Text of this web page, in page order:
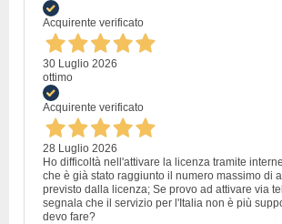
Acquirente verificato
30 Luglio 2026
ottimo
Acquirente verificato
28 Luglio 2026
Ho difficoltà nell'attivare la licenza tramite
che è già stato raggiunto il numero massimo di
previsto dalla licenza; Se provo ad attivare via
segnala che il servizio per l'Italia non è più
devo fare?